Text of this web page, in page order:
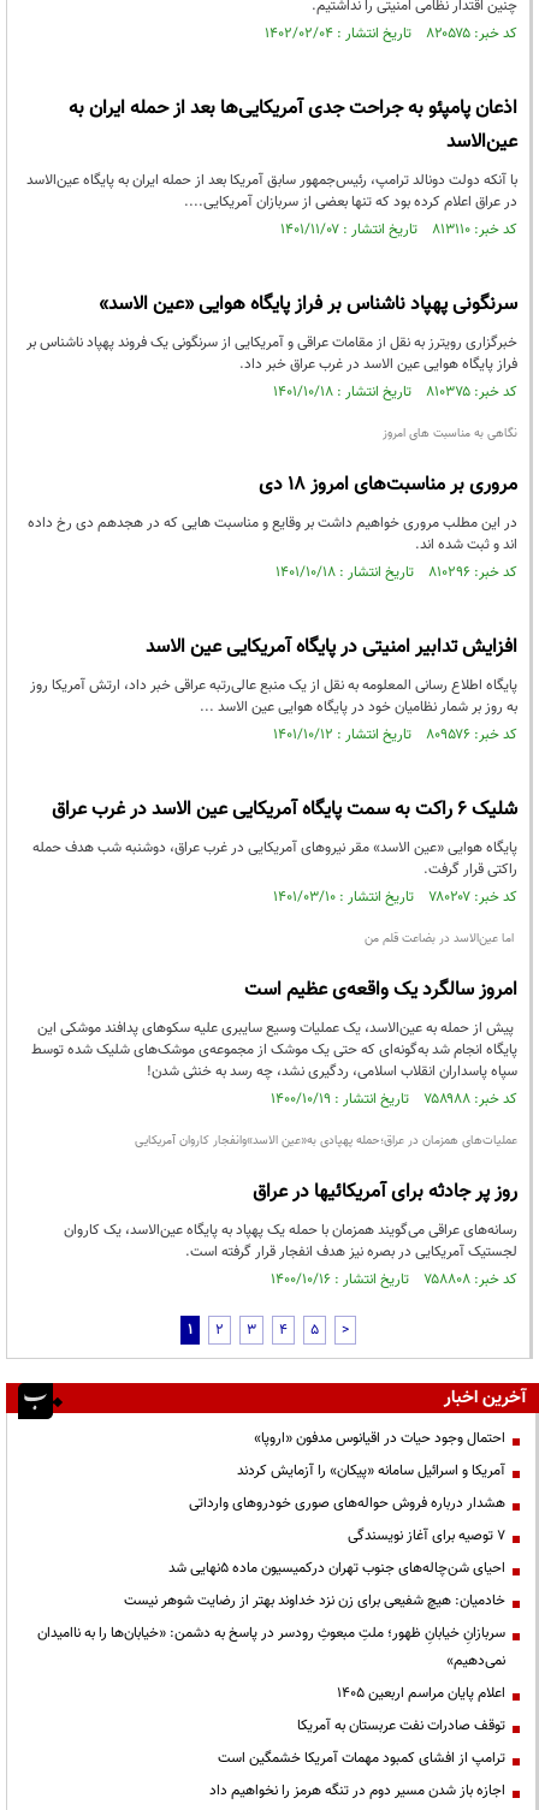
چنین اقتدار نظامی امنیتی را نداشتیم.
کد خبر: ۸۲۰۵۷۵ تاریخ انتشار : ۱۴۰۲/۰۲/۰۴
اذعان پامپئو به جراحت جدی آمریکایی‌ها بعد از حمله ایران به
عین‌الاسد
با آنکه دولت دونالد ترامپ، رئیس‌جمهور سابق آمریکا بعد از حمله ایران به پایگاه عین‌الاسد
در عراق اعلام کرده بود که تنها بعضی از سربازان آمریکایی....
کد خبر: ۸۱۳۱۱۰ تاریخ انتشار : ۱۴۰۱/۱۱/۰۷
سرنگونی پهپاد ناشناس بر فراز پایگاه هوایی «عین الاسد»
خبرگزاری رویترز به نقل از مقامات عراقی و آمریکایی از سرنگونی یک فروند پهپاد ناشناس بر
فراز پایگاه هوایی عین الاسد در غرب عراق خبر داد.
کد خبر: ۸۱۰۳۷۵ تاریخ انتشار : ۱۴۰۱/۱۰/۱۸
نگاهی به مناسبت های امروز
مروری بر مناسبت‌های امروز ۱۸ دی
در این مطلب مروری خواهیم داشت بر وقایع و مناسبت هایی که در هجدهم دی رخ داده
اند و ثبت شده اند.
کد خبر: ۸۱۰۲۹۶ تاریخ انتشار : ۱۴۰۱/۱۰/۱۸
افزایش تدابیر امنیتی در پایگاه آمریکایی عین الاسد
پایگاه اطلاع رسانی المعلومه به نقل از یک منبع عالی‌رتبه عراقی خبر داد، ارتش آمریکا روز
به روز بر شمار نظامیان خود در پایگاه هوایی عین الاسد ...
کد خبر: ۸۰۹۵۷۶ تاریخ انتشار : ۱۴۰۱/۱۰/۱۲
شلیک ۶ راکت به سمت پایگاه آمریکایی عین الاسد در غرب عراق
پایگاه هوایی «عین الاسد» مقر نیروهای آمریکایی در غرب عراق، دوشنبه شب هدف حمله
راکتی قرار گرفت.
کد خبر: ۷۸۰۲۰۷ تاریخ انتشار : ۱۴۰۱/۰۳/۱۰
اما عین‌الاسد در بضاعت قلم من
امروز سالگرد یک واقعه‌ی عظیم است
پیش از حمله به عین‌الاسد، یک عملیات وسیع سایبری علیه سکوهای پدافند موشکی این
پایگاه انجام شد به‌گونه‌ای که حتی یک موشک از مجموعه‌ی موشک‌های شلیک شده توسط
سپاه پاسداران انقلاب اسلامی، ردگیری نشد، چه رسد به خنثی شدن!
کد خبر: ۷۵۸۹۸۸ تاریخ انتشار : ۱۴۰۰/۱۰/۱۹
عملیات‌های همزمان در عراق؛حمله پهپادی به«عین الاسد»وانفجار کاروان آمریکایی
روز پر جادثه برای آمریکائیها در عراق
رسانه‌های عراقی می‌گویند همزمان با حمله یک پهپاد به پایگاه عین‌الاسد، یک کاروان
لجستیک آمریکایی در بصره نیز هدف انفجار قرار گرفته است.
کد خبر: ۷۵۸۸۰۸ تاریخ انتشار : ۱۴۰۰/۱۰/۱۶
1 2 3 4 5 >
آخرین اخبار
احتمال وجود حیات در اقیانوس مدفون «اروپا»
آمریکا و اسرائیل سامانه «پیکان» را آزمایش کردند
هشدار درباره فروش حواله‌های صوری خودروهای وارداتی
۷ توصیه برای آغاز نویسندگی
احیای شن‌چاله‌های جنوب تهران درکمیسیون ماده ۵نهایی شد
خادمیان: هیچ شفیعی برای زن نزد خداوند بهتر از رضایت شوهر نیست
سربازانِ خیابانِ ظهور؛ ملتِ مبعوثِ رودسر در پاسخ به دشمن: «خیابان‌ها را به ناامیدان
نمی‌دهیم»
اعلام پایان مراسم اربعین ۱۴۰۵
توقف صادرات نفت عربستان به آمریکا
ترامپ از افشای کمبود مهمات آمریکا خشمگین است
اجازه باز شدن مسیر دوم در تنگه هرمز را نخواهیم داد